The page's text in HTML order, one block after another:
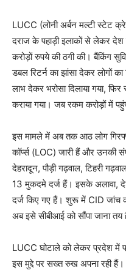
LUCC (लोनी अर्बन मल्टी स्टेट
दराज के पहाड़ी इलाकों से लेकर
करोड़ों रुपये की ठगी की। बैंकिंग
डबल रिटर्न का झांसा देकर लोगों
लाभ देकर भरोसा दिलाया गया,
कराया गया। जब रकम करोड़ों में
इस मामले में अब तक आठ लोग
कॉर्प्स (LOC) जारी हैं और उनकी
देहरादून, पौड़ी गढ़वाल, टिहरी
13 मुकदमे दर्ज हैं। इसके अलावा,
दर्ज किए गए हैं। शुरू में CID जांच
अब इसे सीबीआई को सौंपा जाना तय
LUCC घोटाले को लेकर प्रदेश में
इस मुद्दे पर सख्त रुख अपना रही